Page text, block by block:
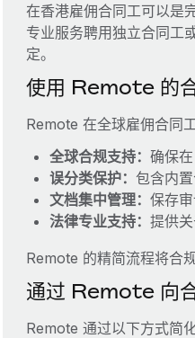
在香港雇佣合同工可以是
专业服务聘用独立合同工
定。
使用 Remote 的
Remote 在全球雇佣合同
全球合规支持： 确保
误分类保护： 包含内
文档集中管理： 保存
法律专业支持： 提供
Remote 的精简流程将合
通过 Remote 向
Remote 通过以下方式简